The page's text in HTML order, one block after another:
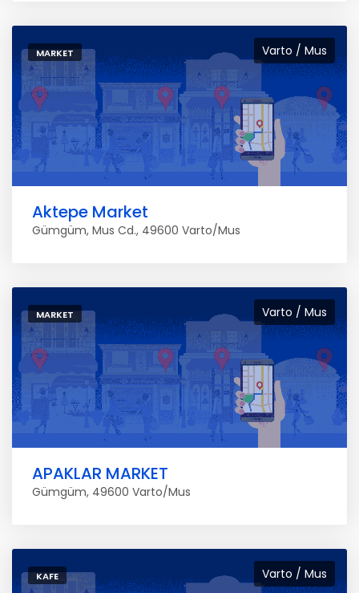
Varto / Mus
MARKET
Aktepe Market
Gümgüm, Mus Cd., 49600 Varto/Mus
Varto / Mus
MARKET
APAKLAR MARKET
Gümgüm, 49600 Varto/Mus
Varto / Mus
KAFE